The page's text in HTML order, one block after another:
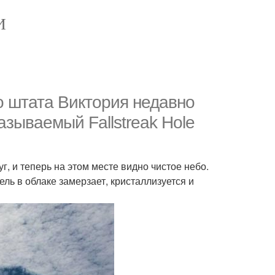
штата Виктория недавно
Fallstreak Hole
и теперь на этом месте видно чистое небо.
в облаке замерзает, кристаллизуется и